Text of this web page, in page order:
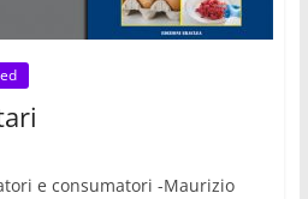
e consumatori -Maurizio